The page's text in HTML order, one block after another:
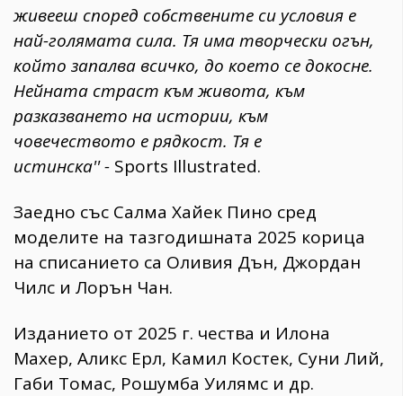
живееш според собствените си условия е
най-голямата сила. Тя има творчески огън,
който запалва всичко, до което се докосне.
Нейната страст към живота, към
разказването на истории, към
човечеството е рядкост. Тя е
истинска'' - Sports Illustrated.
Заедно със Салма Хайек Пино сред
моделите на тазгодишната 2025 корица
на списанието са Оливия Дън, Джордан
Чилс и Лорън Чан.
Изданието от 2025 г. чества и Илона
Махер, Аликс Ерл, Камил Костек, Суни Лий,
Габи Томас, Рошумба Уилямс и др.